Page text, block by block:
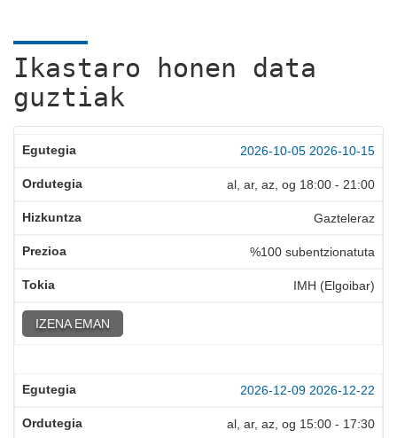
Ikastaro honen data
guztiak
2026-10-05 2026-10-15
al, ar, az, og 18:00 - 21:00
Gazteleraz
%100 subentzionatuta
IMH (Elgoibar)
IZENA EMAN
2026-12-09 2026-12-22
al, ar, az, og 15:00 - 17:30